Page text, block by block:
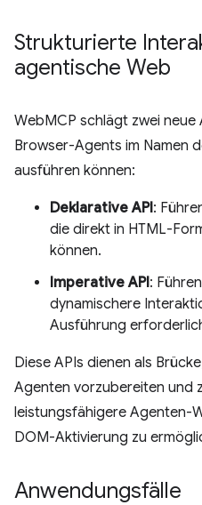
Strukturierte
agentische Web
WebMCP schlägt zwei neue
Browser-Agents im Namen
ausführen können:
Deklarative API:
die direkt in HTML-
können.
Imperative API:
dynamischere
Ausführung
Diese APIs dienen als
Agenten vorzubereiten und
leistungsfähigere Agenten-
DOM-Aktivierung zu
Anwendungsfälle